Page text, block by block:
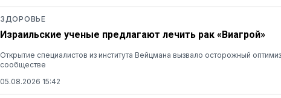
ЗДОРОВЬЕ
Израильские ученые предлагают лечить рак «Виагрой»
Открытие специалистов из института Вейцмана вызвало осторожный
сообществе
05.08.2026 15:42